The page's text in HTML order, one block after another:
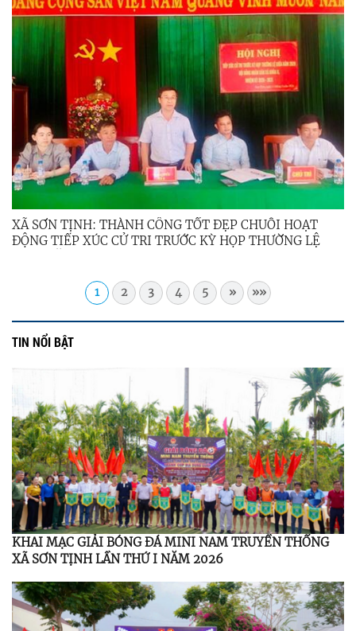
XÃ SƠN TỊNH: THÀNH CÔNG TỐT ĐẸP CHUỖI HOẠT
ĐỘNG TIẾP XÚC CỬ TRI TRƯỚC KỲ HỌP THƯỜNG LỆ
1 2 3 4 5 » »»
TIN NỔI BẬT
KHAI MẠC GIẢI BÓNG ĐÁ MINI NAM TRUYỀN THỐNG
XÃ SƠN TỊNH LẦN THỨ I NĂM 2026